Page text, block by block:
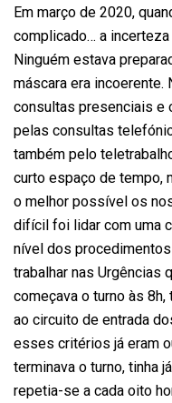
Em março de 2020,
complicado… a
Ninguém estava
máscara era
consultas presenciais e
pelas consultas
também pelo
curto espaço de tempo,
o melhor possível os
difícil foi lidar com uma
nível dos
trabalhar nas Urgências
começava o turno às
ao circuito de entrada
esses critérios já eram
terminava o turno, tinha
repetia-se a cada oito